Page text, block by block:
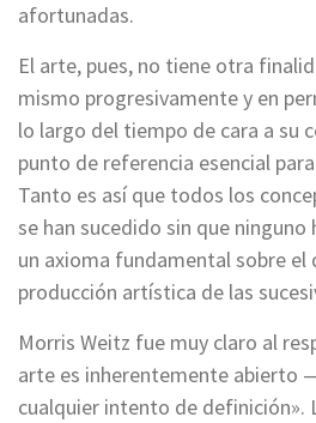
afortunadas.
El arte, pues, no tiene otra
mismo progresivamente y en
lo largo del tiempo de cara a su
punto de referencia esencial
Tanto es así que todos los
se han sucedido sin que
un axioma fundamental sobre el
producción artística de las
Morris Weitz fue muy claro al
arte es inherentemente abierto
cualquier intento de definición».